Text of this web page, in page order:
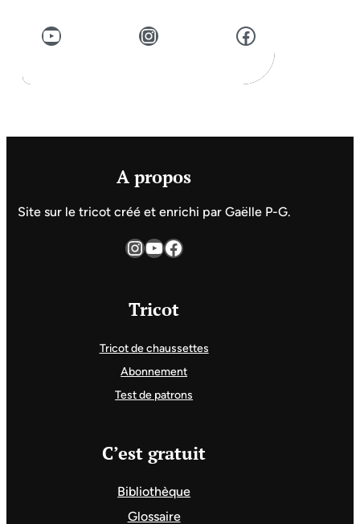
YouTube Instagram Facebook
A propos
Site sur le tricot créé et enrichi par Gaëlle P-G.
InstagramYouTube Facebook
Tricot
Tricot de chaussettes
Abonnement
Test de patrons
C’est gratuit
Bibliothèque
Glossaire